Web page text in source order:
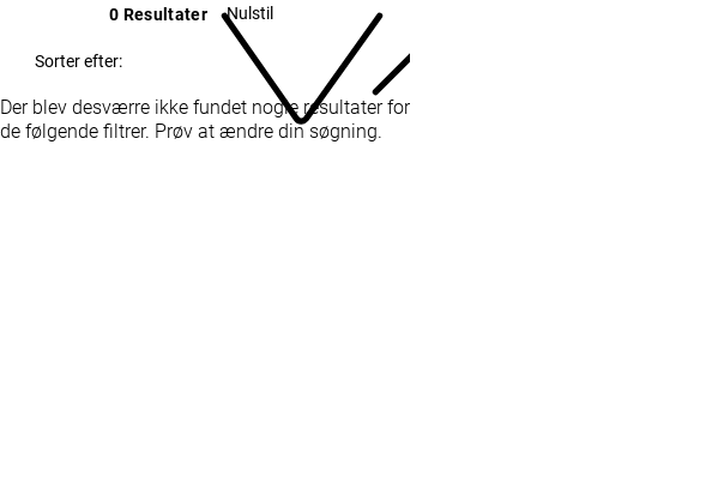
0 Resultater Nulstil
Sorter efter:
Der blev desværre ikke fundet nogle resultater for
de følgende filtrer. Prøv at ændre din søgning.